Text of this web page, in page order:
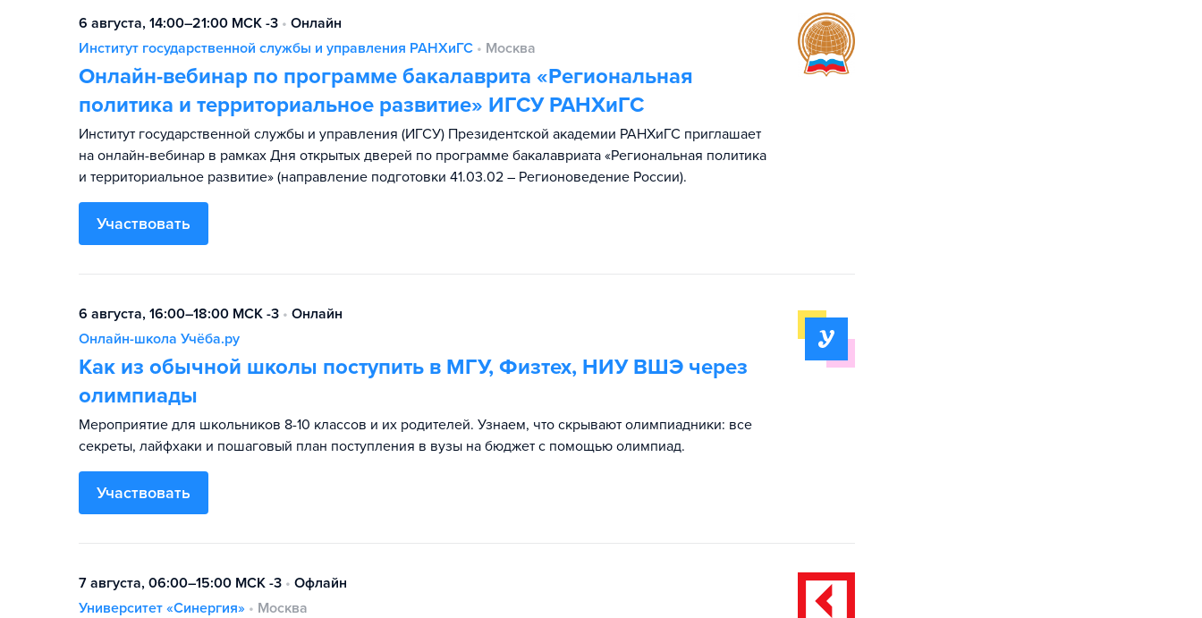
6 августа, 14:00–21:00 МСК -3 • Онлайн
Институт государственной службы и управления РАНХиГС • Москва
Онлайн-вебинар по программе бакалаврита «Региональная
политика и территориальное развитие» ИГСУ РАНХиГС
Институт государственной службы и управления (ИГСУ) Президентской академии РАНХиГС приглашает
на онлайн-вебинар в рамках Дня открытых дверей по программе бакалавриата «Региональная политика
и территориальное развитие» (направление подготовки 41.03.02 – Регионоведение России).
Участвовать
6 августа, 16:00–18:00 МСК -3 • Онлайн
Онлайн-школа Учёба.ру
Как из обычной школы поступить в МГУ, Физтех, НИУ ВШЭ через
олимпиады
Мероприятие для школьников 8-10 классов и их родителей. Узнаем, что скрывают олимпиадники: все
секреты, лайфхаки и пошаговый план поступления в вузы на бюджет c помощью олимпиад.
Участвовать
7 августа, 06:00–15:00 МСК -3 • Офлайн
Университет «Синергия» • Москва